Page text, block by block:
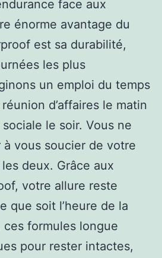
face aux
énorme avantage du
est sa durabilité,
les plus
un emploi du temps
d’affaires le matin
le soir. Vous ne
vous soucier de votre
deux. Grâce aux
votre allure reste
que soit l’heure de la
formules longue
pour rester intactes,